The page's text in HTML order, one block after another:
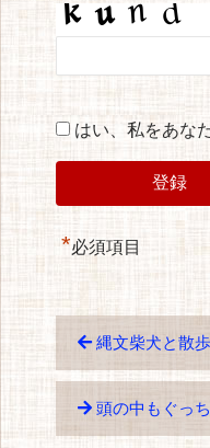
はい、私をあな
*必須項目
縄文柴犬と散
頭の中もぐっ